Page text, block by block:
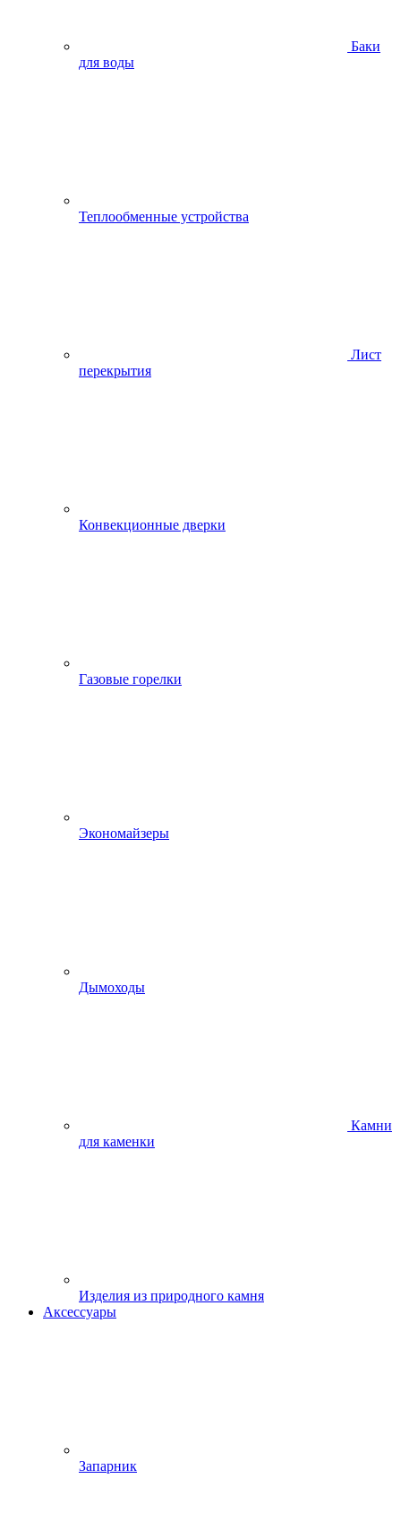
Баки
для воды
Теплообменные устройства
Лист
перекрытия
Конвекционные дверки
Газовые горелки
Экономайзеры
Дымоходы
Камни
для каменки
Изделия из природного камня
Аксессуары
Запарник